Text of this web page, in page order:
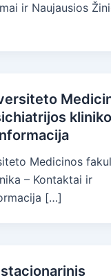
ir Naujausios
Medicinos
– Kontaktai ir
[…]